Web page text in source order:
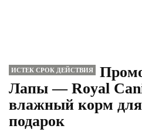
ИСТЕК СРОК ДЕЙСТВИЯ
Лапы — Royal
влажный корм
подарок